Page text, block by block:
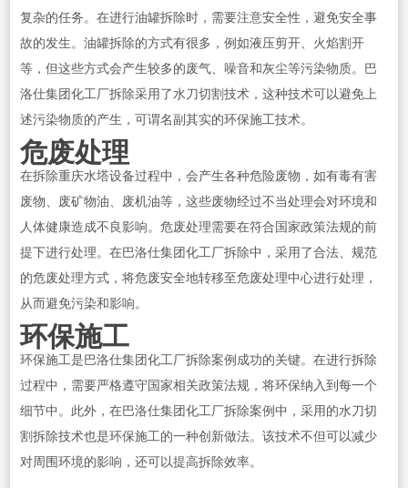
复杂的任务。在进行油罐拆除时，需要注意安全性，避免安全事
故的发生。油罐拆除的方式有很多，例如液压剪开、火焰割开
等，但这些方式会产生较多的废气、噪音和灰尘等污染物质。巴
洛仕集团化工厂拆除采用了水刀切割技术，这种技术可以避免上
述污染物质的产生，可谓名副其实的环保施工技术。
危废处理
在拆除重庆水塔设备过程中，会产生各种危险废物，如有毒有害
废物、废矿物油、废机油等，这些废物经过不当处理会对环境和
人体健康造成不良影响。危废处理需要在符合国家政策法规的前
提下进行处理。在巴洛仕集团化工厂拆除中，采用了合法、规范
的危废处理方式，将危废安全地转移至危废处理中心进行处理，
从而避免污染和影响。
环保施工
环保施工是巴洛仕集团化工厂拆除案例成功的关键。在进行拆除
过程中，需要严格遵守国家相关政策法规，将环保纳入到每一个
细节中。此外，在巴洛仕集团化工厂拆除案例中，采用的水刀切
割拆除技术也是环保施工的一种创新做法。该技术不但可以减少
对周围环境的影响，还可以提高拆除效率。